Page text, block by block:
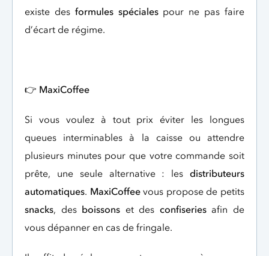
existe des formules spécialespour ne pas faire
d’écart de régime.
👉 MaxiCoffee
Si vous voulez à tout prix éviter les longues
queues interminables à la caisse ou attendre
plusieurs minutes pour que votre commande soit
prête, une seule alternative : les distributeurs
automatiques. MaxiCoffeevous propose de petits
snacks, des boissons et des confiseriesafin de
vous dépanner en cas de fringale.